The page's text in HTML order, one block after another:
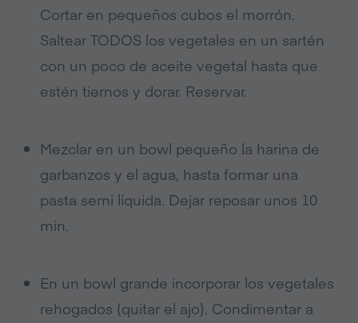
Cortar en pequeños cubos el morrón.
Saltear TODOS los vegetales en un sartén
con un poco de aceite vegetal hasta que
estén tiernos y dorar. Reservar.
Mezclar en un bowl pequeño la harina de
garbanzos y el agua, hasta formar una
pasta semi líquida. Dejar reposar unos 10
min.
En un bowl grande incorporar los vegetales
rehogados (quitar el ajo). Condimentar a